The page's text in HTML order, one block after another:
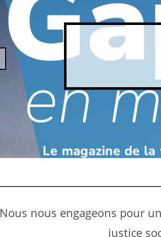
Nous nous engageons pour
justice